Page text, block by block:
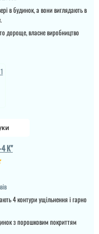
Яна
Боялась вносить
в будинок, а вони виглядають в
дороще, власне виробництво
К"
4 контури ущільнення і гарно
з порошковим покриттям